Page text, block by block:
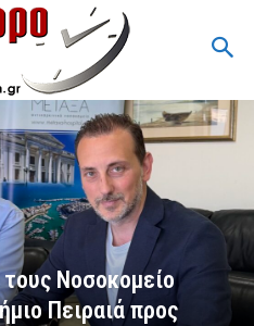
τους Νοσοκομείο
Πειραιά προς